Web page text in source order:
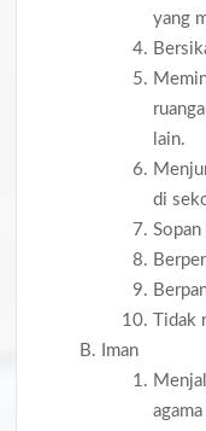
yang
lain.
di
Sopan
Iman